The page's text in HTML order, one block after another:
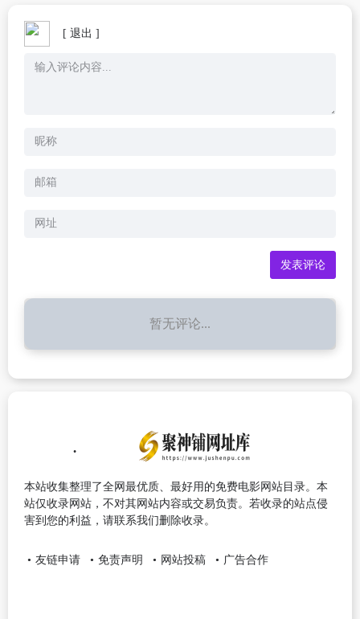
[ 退出 ]
暂无评论...
本站收集整理了全网最优质、最好用的免费电影网站目录。本
站仅收录网站，不对其网站内容或交易负责。若收录的站点侵
害到您的利益，请联系我们删除收录。
友链申请 免责声明 网站投稿 广告合作